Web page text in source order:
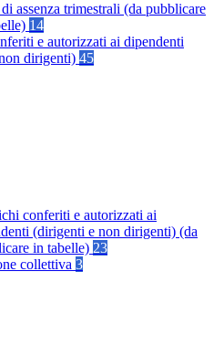
assenza trimestrali (da pubblicare
14
e autorizzati ai dipendenti
dirigenti) 45
conferiti e autorizzati ai
(dirigenti e non dirigenti) (da
in tabelle) 23
collettiva 3